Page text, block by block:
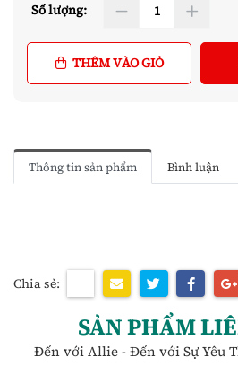
Số lượng:
THÊM VÀO GIỎ
Thông tin sản phẩm Bình luận
Chia sẻ:
SẢN PHẨM
Đến với Allie - Đến với Sự Yêu